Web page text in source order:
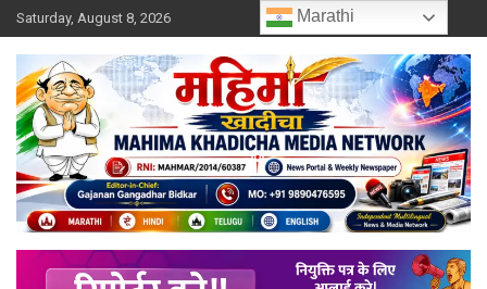
Skip
to
content
Saturday, August 8, 2026
Mahimakhadicha
Marathi